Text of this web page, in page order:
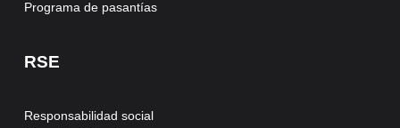
Programa de pasantías
RSE
Responsabilidad social